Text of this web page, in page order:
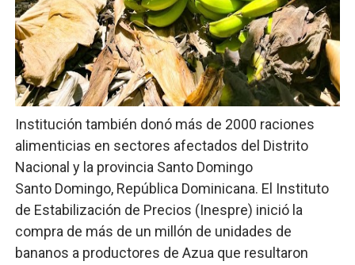
Ministerio de Cultura anuncia ganadores de Premios
Más de 180 dirigentes sindicales de las Américas se
Restaurante Amigos es reconocido por sus cuatro
Banco Popular escala 17 posiciones en los mil
SNS y el SRSO actualizan Manual de Comunicación
Institución también donó más de 2000 raciones
alimenticias en sectores afectados del Distrito
Nacional y la provincia Santo Domingo
Santo Domingo, República Dominicana. El Instituto
de Estabilización de Precios (Inespre) inició la
compra de más de un millón de unidades de
bananos a productores de Azua que resultaron